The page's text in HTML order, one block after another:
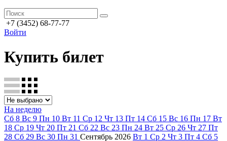
+7 (3452) 68-77-77
Войти
Купить билет
На неделю
Сб 8 Вс 9 Пн 10 Вт 11 Ср 12 Чт 13 Пт 14 Сб 15 Вс 16 Пн 17 Вт
18 Ср 19 Чт 20 Пт 21 Сб 22 Вс 23 Пн 24 Вт 25 Ср 26 Чт 27 Пт
28 Сб 29 Вс 30 Пн 31 Сентябрь 2026 Вт 1 Ср 2 Чт 3 Пт 4 Сб 5